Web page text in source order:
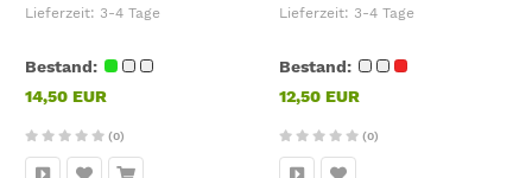
Lieferzeit: 3-4 Tage
Bestand:
14,50 EUR
(0)
Lieferzeit: 3-4 Tage
Bestand:
12,50 EUR
(0)